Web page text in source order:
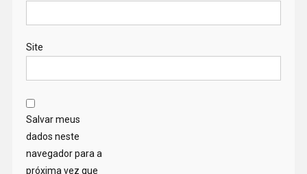
Site
Salvar meus
dados neste
navegador para a
próxima vez que